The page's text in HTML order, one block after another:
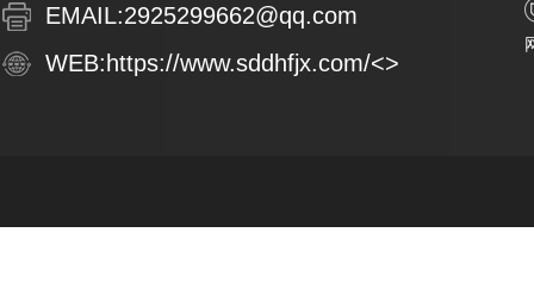
EMAIL:2925299662@qq.com
WEB:https://www.sddhfjx.com/<>